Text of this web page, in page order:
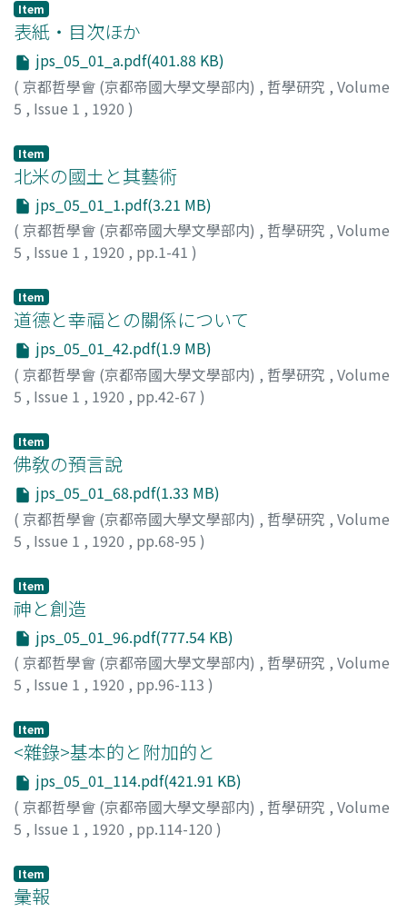
Item
表紙・目次ほか
jps_05_01_a.pdf(401.88 KB)
( 京都哲學會 (京都帝國大學文學部内) , 哲學研究 , Volume
5 , Issue 1 , 1920 )
Item
北米の國土と其藝術
jps_05_01_1.pdf(3.21 MB)
( 京都哲學會 (京都帝國大學文學部内) , 哲學研究 , Volume
5 , Issue 1 , 1920 , pp.1-41 )
Item
道德と幸福との關係について
jps_05_01_42.pdf(1.9 MB)
( 京都哲學會 (京都帝國大學文學部内) , 哲學研究 , Volume
5 , Issue 1 , 1920 , pp.42-67 )
Item
佛敎の預言說
jps_05_01_68.pdf(1.33 MB)
( 京都哲學會 (京都帝國大學文學部内) , 哲學研究 , Volume
5 , Issue 1 , 1920 , pp.68-95 )
Item
神と創造
jps_05_01_96.pdf(777.54 KB)
( 京都哲學會 (京都帝國大學文學部内) , 哲學研究 , Volume
5 , Issue 1 , 1920 , pp.96-113 )
Item
<雜錄>基本的と附加的と
jps_05_01_114.pdf(421.91 KB)
( 京都哲學會 (京都帝國大學文學部内) , 哲學研究 , Volume
5 , Issue 1 , 1920 , pp.114-120 )
Item
彙報